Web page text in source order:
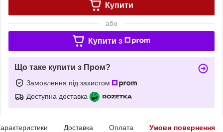
Купити
або
Купити з
Що таке купити з Пром?
Замовлення під захистом
Доступна доставка
Доставка Оплата Умови повернення